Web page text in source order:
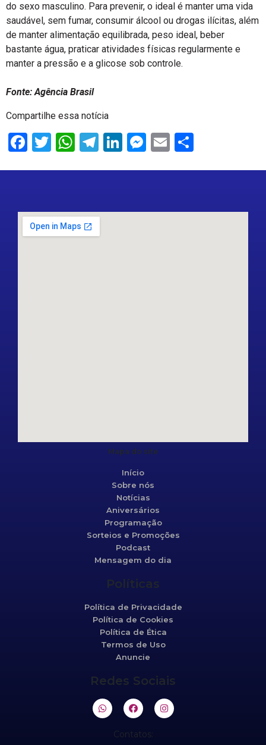
do sexo masculino. Para prevenir, o ideal é manter uma vida
saudável, sem fumar, consumir álcool ou drogas ilícitas, além
de manter alimentação equilibrada, peso ideal, beber
bastante água, praticar atividades físicas regularmente e
manter a pressão e a glicose sob controle.
Fonte: Agência Brasil
Compartilhe essa notícia
Facebook
Twitter
WhatsApp
Telegram
LinkedIn
Messenger
Email
Mapa do site
Início
Sobre nós
Notícias
Aniversários
Programação
Sorteios e Promoções
Podcast
Mensagem do dia
Políticas
Política de Privacidade
Política de Cookies
Política de Ética
Termos de Uso
Anuncie
Redes Sociais
Contatos: